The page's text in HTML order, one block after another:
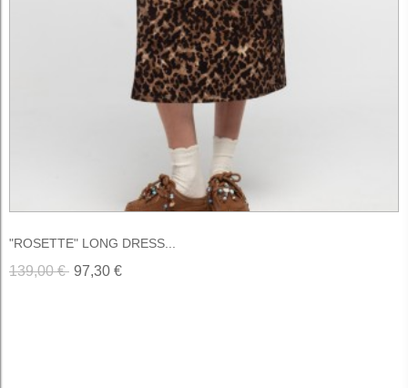
"ROSETTE" LONG DRESS...
139,00 € 97,30 €